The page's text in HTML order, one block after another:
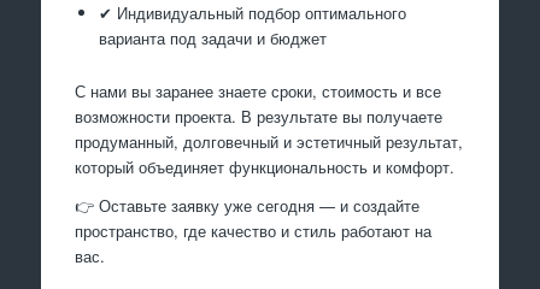
✔ Индивидуальный подбор оптимального
варианта под задачи и бюджет
С нами вы заранее знаете сроки, стоимость и все
возможности проекта. В результате вы получаете
продуманный, долговечный и эстетичный результат,
который объединяет функциональность и комфорт.
👉 Оставьте заявку уже сегодня — и создайте
пространство, где качество и стиль работают на
вас.